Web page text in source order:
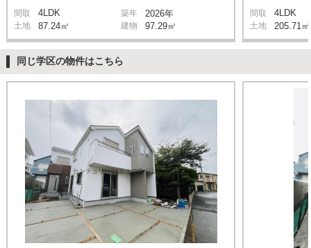
間取 4LDK 築年 2026年
土地 87.24㎡ 建物 97.29㎡
間取 4LDK
土地 205.71㎡
同じ学区の物件はこちら